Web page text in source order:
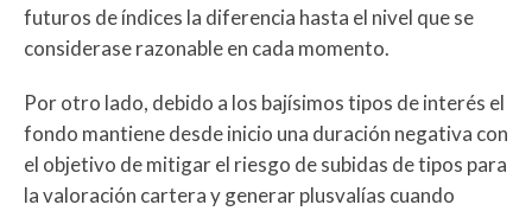
futuros de índices la diferencia hasta el nivel que se
considerase razonable en cada momento.
Por otro lado, debido a los bajísimos tipos de interés el
fondo mantiene desde inicio una duración negativa con
el objetivo de mitigar el riesgo de subidas de tipos para
la valoración cartera y generar plusvalías cuando